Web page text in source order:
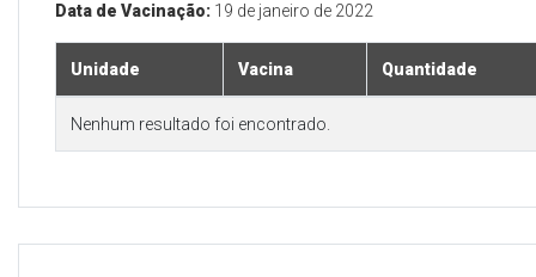
Data de Vacinação: 19 de janeiro de 2022
Unidade Vacina Quantidade
Nenhum resultado foi encontrado.